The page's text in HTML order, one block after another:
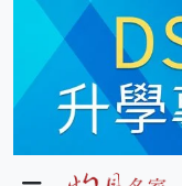
政局